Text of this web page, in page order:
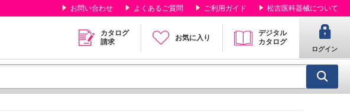
お問い合わせ よくあるご質問 ご利用ガイド 松吉医科器械について
カタログ
請求
お気に入り
デジタル
カタログ
ログイン